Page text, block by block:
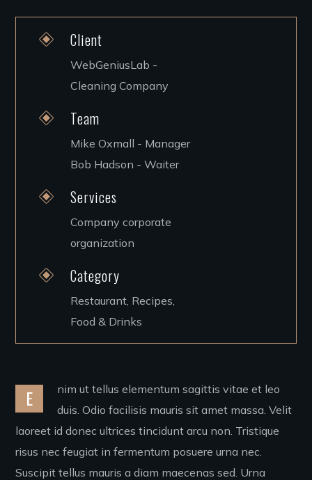
Client
WebGeniusLab -
Cleaning Company
Team
Mike Oxmall - Manager
Bob Hadson - Waiter
Services
Company corporate
organization
Category
Restaurant, Recipes,
Food & Drinks
E
nim ut tellus elementum sagittis vitae et leo
duis. Odio facilisis mauris sit amet massa. Velit
laoreet id donec ultrices tincidunt arcu non. Tristique
risus nec feugiat in fermentum posuere urna nec.
Suscipit tellus mauris a diam maecenas sed. Urna